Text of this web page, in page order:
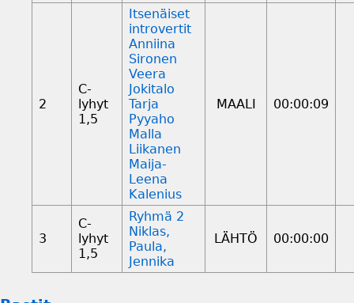
2
C-
lyhyt
1,5
Itsenäiset
introvertit
Anniina
Sironen
Veera
Jokitalo
Tarja
Pyyaho
Malla
Liikanen
Maija-
Leena
Kalenius
MAALI 00:00:09
3
C-
lyhyt
1,5
Ryhmä 2
Niklas,
Paula,
Jennika
LÄHTÖ 00:00:00